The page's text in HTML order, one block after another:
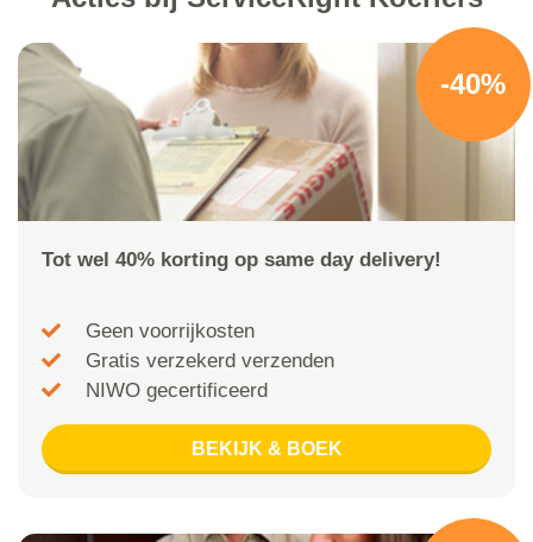
-40%
Tot wel 40% korting op same day delivery!
Geen voorrijkosten
Gratis verzekerd verzenden
NIWO gecertificeerd
BEKIJK & BOEK